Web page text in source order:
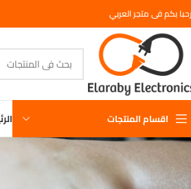
بكم فى متجر العربي
اقسام المنتجات